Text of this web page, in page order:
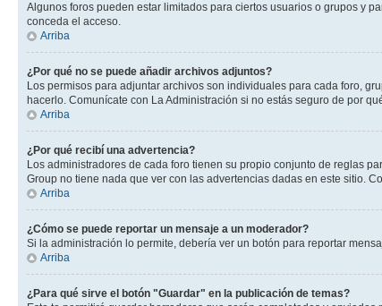
Algunos foros pueden estar limitados para ciertos usuarios o grupos y
conceda el acceso.
Arriba
¿Por qué no se puede añadir archivos adjuntos?
Los permisos para adjuntar archivos son individuales para cada foro,
hacerlo. Comunícate con La Administración si no estás seguro de por
Arriba
¿Por qué recibí una advertencia?
Los administradores de cada foro tienen su propio conjunto de reglas
Group no tiene nada que ver con las advertencias dadas en este sitio.
Arriba
¿Cómo se puede reportar un mensaje a un moderador?
Si la administración lo permite, debería ver un botón para reportar
Arriba
¿Para qué sirve el botón "Guardar" en la publicación de temas?